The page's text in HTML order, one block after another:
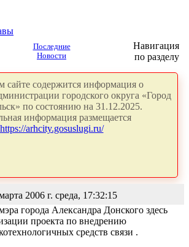
Последние
Новости
Навигация
по разделу
сайте содержится информация о
городского округа «Город
по состоянию на 31.12.2025.
информация размещается
https://arhcity.gosuslugi.ru/
2006 г. среда, 17:32:15
города Александра Донского здесь
проекта по внедрению
средств связи .